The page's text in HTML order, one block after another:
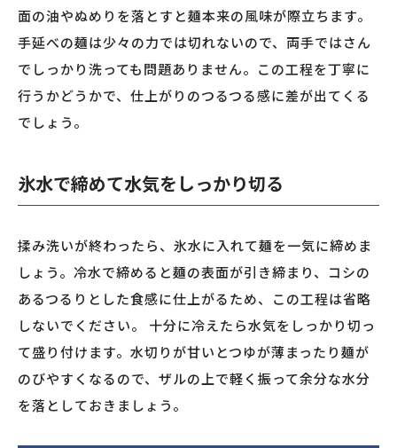
面の油やぬめりを落とすと麺本来の風味が際立ちます。
手延べの麺は少々の力では切れないので、両手ではさん
でしっかり洗っても問題ありません。この工程を丁寧に
行うかどうかで、仕上がりのつるつる感に差が出てくる
でしょう。
氷水で締めて水気をしっかり切る
揉み洗いが終わったら、氷水に入れて麺を一気に締めま
しょう。冷水で締めると麺の表面が引き締まり、コシの
あるつるりとした食感に仕上がるため、この工程は省略
しないでください。 十分に冷えたら水気をしっかり切っ
て盛り付けます。水切りが甘いとつゆが薄まったり麺が
のびやすくなるので、ザルの上で軽く振って余分な水分
を落としておきましょう。